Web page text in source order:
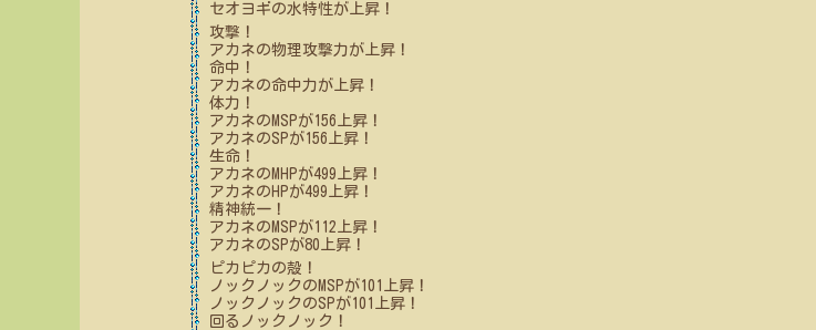
セオヨギの水特性が上昇！
攻撃！
アカネの物理攻撃力が上昇！
命中！
アカネの命中力が上昇！
体力！
アカネのMSPが156 上昇！
アカネのSPが156 上昇！
生命！
アカネのMHPが499 上昇！
アカネのHPが499 上昇！
精神統一！
アカネのMSPが112 上昇！
アカネのSPが80 上昇！
ピカピカの殻！
ノックノック のMSPが101 上昇！
ノックノック のSPが101 上昇！
回るノックノック！